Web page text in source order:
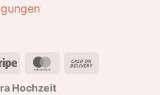
Stripe MasterCard
Hochzeit